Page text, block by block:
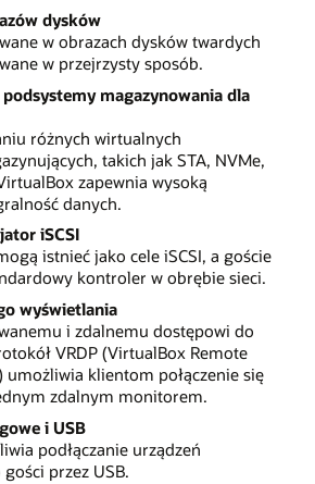
dysków
w obrazach dysków twardych
w przejrzysty sposób.
magazynowania dla
różnych wirtualnych
takich jak STA, NVMe,
zapewnia wysoką
danych.
iSCSI
istnieć jako cele iSCSI, a goście
kontroler w obrębie sieci.
wyświetlania
i zdalnemu dostępowi do
VRDP (VirtualBox Remote
umożliwia klientom połączenie się
zdalnym monitorem.
i USB
podłączanie urządzeń
przez USB.